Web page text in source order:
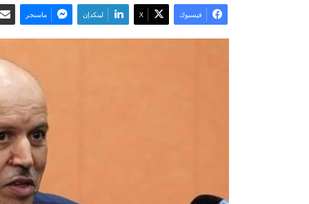
فيسبوك ‫X لينكدإن ماسنجر